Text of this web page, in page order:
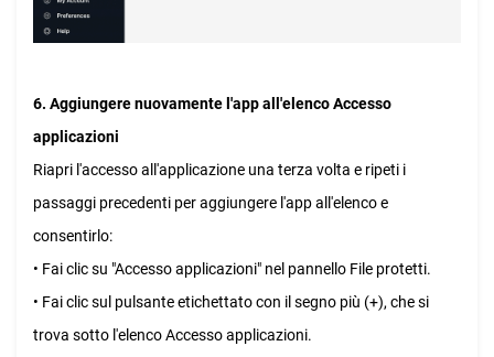
6. Aggiungere nuovamente l'app all'elenco Accesso
applicazioni
Riapri l'accesso all'applicazione una terza volta e ripeti i
passaggi precedenti per aggiungere l'app all'elenco e
consentirlo:
• Fai clic su "Accesso applicazioni" nel pannello File protetti.
• Fai clic sul pulsante etichettato con il segno più (+), che si
trova sotto l'elenco Accesso applicazioni.